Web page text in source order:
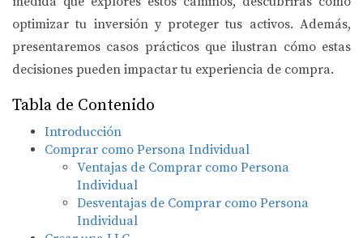
optimizar tu inversión y proteger tus activos. Además,
presentaremos casos prácticos que ilustran cómo estas
decisiones pueden impactar tu experiencia de compra.
Tabla de Contenido
Introducción
Comprar como Persona Individual
Ventajas de Comprar como Persona
Individual
Desventajas de Comprar como Persona
Individual